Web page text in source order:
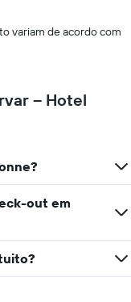
variam de acordo com
– Hotel
out em